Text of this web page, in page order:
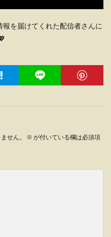
報を届けてくれた配信者さんに
せん。 ※ が付いている欄は必須項